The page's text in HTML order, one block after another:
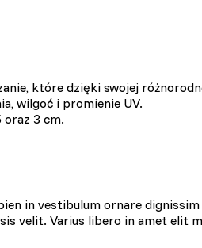
które dzięki swojej
wilgoć i promienie UV.
oraz 3 cm.
in vestibulum ornare
velit. Varius libero in amet elit